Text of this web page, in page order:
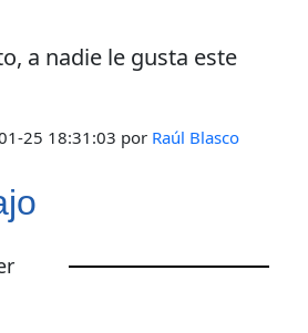
a nadie le gusta este
25 18:31:03 por Raúl Blasco